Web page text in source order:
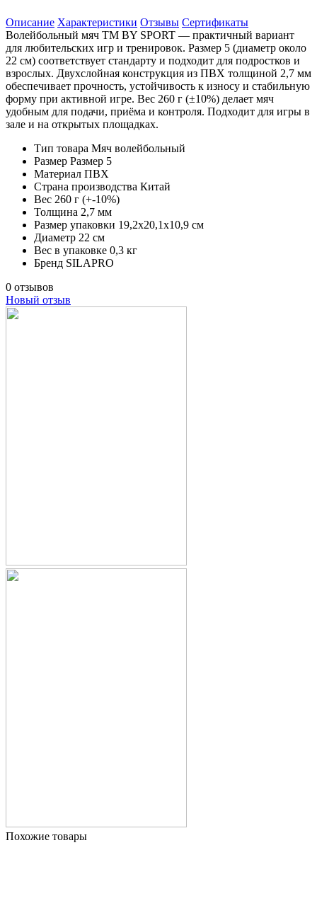
Описание Характеристики Отзывы Сертификаты
Волейбольный мяч ТМ BY SPORT — практичный вариант
для любительских игр и тренировок. Размер 5 (диаметр около
22 см) соответствует стандарту и подходит для подростков и
взрослых. Двухслойная конструкция из ПВХ толщиной 2,7 мм
обеспечивает прочность, устойчивость к износу и стабильную
форму при активной игре. Вес 260 г (±10%) делает мяч
удобным для подачи, приёма и контроля. Подходит для игры в
зале и на открытых площадках.
Тип товара Мяч волейбольный
Размер Размер 5
Материал ПВХ
Страна производства Китай
Вес 260 г (+-10%)
Толщина 2,7 мм
Размер упаковки 19,2х20,1х10,9 см
Диаметр 22 см
Вес в упаковке 0,3 кг
Бренд SILAPRO
0 отзывов
Новый отзыв
Похожие товары